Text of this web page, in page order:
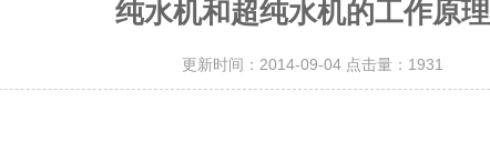
纯水机和超纯水机的工作原理
更新时间：2014-09-04 点击量： 1931